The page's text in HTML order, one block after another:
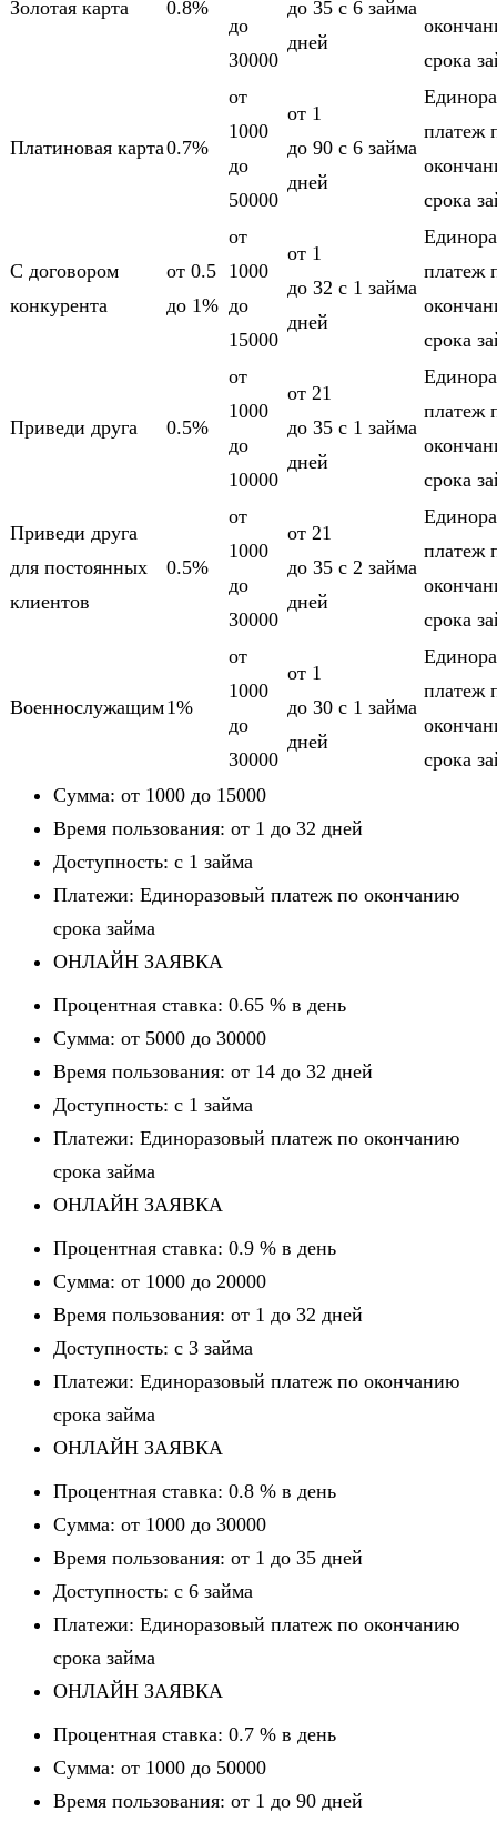
Золотая карта 0.8%
до
30000
до 35
дней
c 6 займа
срока
Платиновая карта0.7%
от
1000
до
50000
от 1
до 90
дней
c 6 займа
платеж
срока
С договором
конкурента
от 0.5
до 1%
от
1000
до
15000
от 1
до 32
дней
c 1 займа
платеж
срока
Приведи друга 0.5%
от
1000
до
10000
от 21
до 35
дней
c 1 займа
платеж
срока
Приведи друга
для постоянных
клиентов
0.5%
от
1000
до
30000
от 21
до 35
дней
c 2 займа
платеж
срока
Военнослужащим1%
от
1000
до
30000
от 1
до 30
дней
c 1 займа
платеж
срока
Сумма: от 1000 до 15000
Время пользования: от 1 до 32 дней
Доступность: c 1 займа
Платежи: Единоразовый платеж по окончанию
срока займа
ОНЛАЙН ЗАЯВКА
Процентная ставка: 0.65 % в день
Сумма: от 5000 до 30000
Время пользования: от 14 до 32 дней
Доступность: c 1 займа
Платежи: Единоразовый платеж по окончанию
срока займа
ОНЛАЙН ЗАЯВКА
Процентная ставка: 0.9 % в день
Сумма: от 1000 до 20000
Время пользования: от 1 до 32 дней
Доступность: c 3 займа
Платежи: Единоразовый платеж по окончанию
срока займа
ОНЛАЙН ЗАЯВКА
Процентная ставка: 0.8 % в день
Сумма: от 1000 до 30000
Время пользования: от 1 до 35 дней
Доступность: c 6 займа
Платежи: Единоразовый платеж по окончанию
срока займа
ОНЛАЙН ЗАЯВКА
Процентная ставка: 0.7 % в день
Сумма: от 1000 до 50000
Время пользования: от 1 до 90 дней